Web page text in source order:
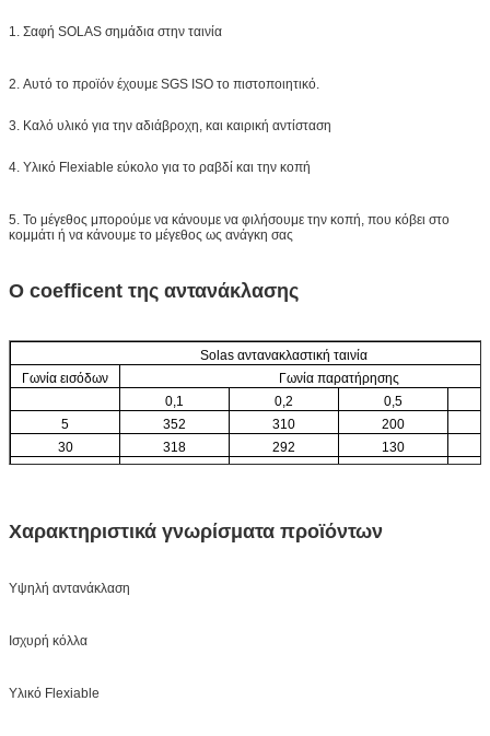
1. Σαφή SOLAS σημάδια στην ταινία
2. Αυτό το προϊόν έχουμε SGS ISO το πιστοποιητικό.
3. Καλό υλικό για την αδιάβροχη, και καιρική αντίσταση
4. Υλικό Flexiable εύκολο για το ραβδί και την κοπή
5. Το μέγεθος μπορούμε να κάνουμε να φιλήσουμε την κοπή, που κόβει στο
κομμάτι ή να κάνουμε το μέγεθος ως ανάγκη σας
Ο coefficent της αντανάκλασης
Solas αντανακλαστική ταινία
Γωνία εισόδων
Γωνία παρατήρησης
0,1
0,2
0,5
5
352 310
200
30
318 292
130
Χαρακτηριστικά γνωρίσματα προϊόντων
Υψηλή αντανάκλαση
Ισχυρή κόλλα
Υλικό Flexiable